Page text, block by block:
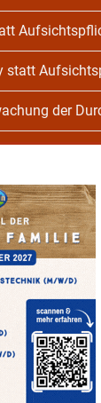
statt
der